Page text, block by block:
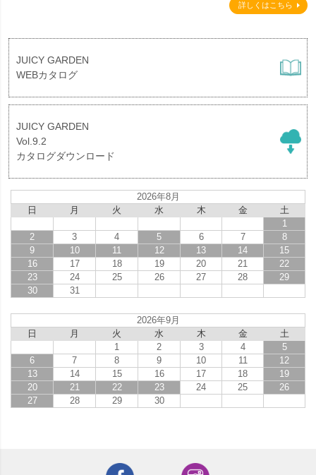
詳しくはこちら
JUICY GARDEN
WEBカタログ
JUICY GARDEN
Vol.9.2
カタログダウンロード
2026年8月
日
月 火 水 木 金
土
1
2
3 4 5 6 7
8
9
10 11 12 13 14
15
16
17 18 19 20 21
22
23
24 25 26 27 28
29
30
31
2026年9月
日
月 火 水 木 金
土
1
2 3 4
5
6
7 8 9 10 11
12
13
14 15 16 17 18
19
20
21 22 23 24 25
26
27
28 29 30